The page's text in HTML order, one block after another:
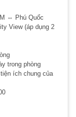
⇔ Phú Quốc
View (áp dụng 2
trong phòng
ích chung của